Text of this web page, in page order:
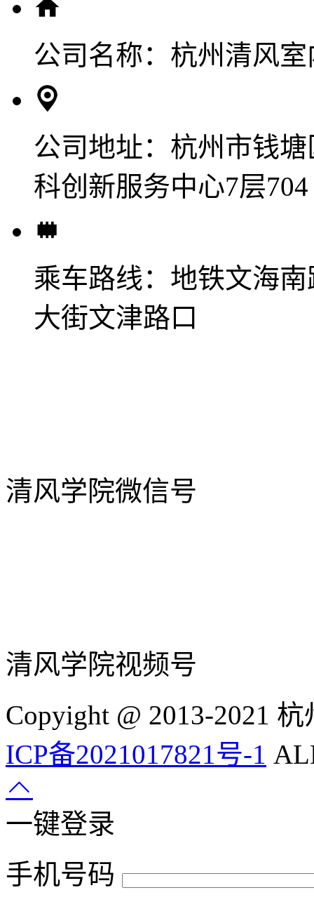
公司名称： 杭州清风
公司地址： 杭州市钱
科创新服务中心7层704
乘车路线： 地铁文海
大街文津路口
清风学院微信号
清风学院视频号
Copyight @ 2013-2021
ICP备2021017821号-1
一键登录
手机号码